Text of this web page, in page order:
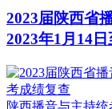
2023届陕西省
2023年1月14日